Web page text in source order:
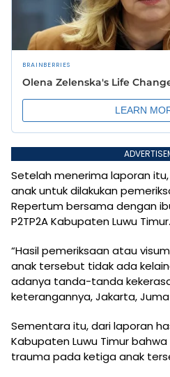
Setelah menerima laporan
anak untuk dilakukan
Repertum bersama dengan
P2TP2A Kabupaten Luwu Timur.
“Hasil pemeriksaan atau
anak tersebut tidak ada
adanya tanda-tanda
keterangannya, Jakarta,
Sementara itu, dari laporan
Kabupaten Luwu Timur
trauma pada ketiga anak